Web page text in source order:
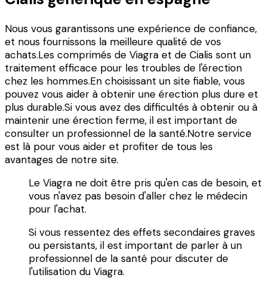
Nous vous garantissons une expérience de confiance,
et nous fournissons la meilleure qualité de vos
achats.Les comprimés de Viagra et de Cialis sont un
traitement efficace pour les troubles de l'érection
chez les hommes.En choisissant un site fiable, vous
pouvez vous aider à obtenir une érection plus dure et
plus durable.Si vous avez des difficultés à obtenir ou à
maintenir une érection ferme, il est important de
consulter un professionnel de la santé.Notre service
est là pour vous aider et profiter de tous les
avantages de notre site.
Le Viagra ne doit être pris qu'en cas de besoin, et
vous n'avez pas besoin d'aller chez le médecin
pour l'achat.
Si vous ressentez des effets secondaires graves
ou persistants, il est important de parler à un
professionnel de la santé pour discuter de
l'utilisation du Viagra.